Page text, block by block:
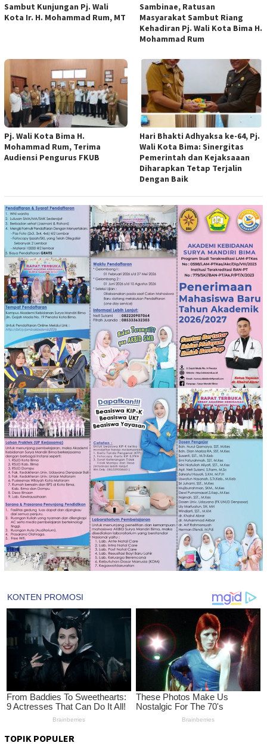
Sambut Kunjungan Pj. Wali
Kota Ir. H. Mohammad Rum, MT
Sambinae, Ratusan
Masyarakat Sambut Riang
Kehadiran Pj. Wali Kota Bima H.
Mohammad Rum
Pj. Wali Kota Bima H.
Mohammad Rum, Terima
Audiensi Pengurus FKUB
Hari Bhakti Adhyaksa ke-64, Pj.
Wali Kota Bima: Sinergitas
Pemerintah dan Kejaksaaan
Diharapkan Tetap Terjalin
Dengan Baik
TOPIK POPULER